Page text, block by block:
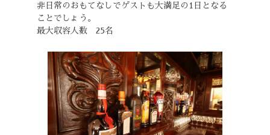
非日常のおもてなしでゲストも大満足の1日となる
ことでしょう。
最大収容人数 25名